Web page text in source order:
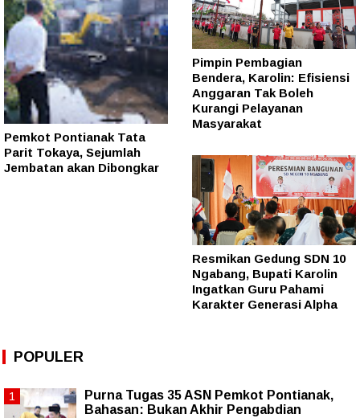
Pemkot Pontianak Tata
Parit Tokaya, Sejumlah
Jembatan akan Dibongkar
Pimpin Pembagian
Bendera, Karolin: Efisiensi
Anggaran Tak Boleh
Kurangi Pelayanan
Masyarakat
Resmikan Gedung SDN 10
Ngabang, Bupati Karolin
Ingatkan Guru Pahami
Karakter Generasi Alpha
POPULER
Purna Tugas 35 ASN Pemkot Pontianak,
Bahasan: Bukan Akhir Pengabdian